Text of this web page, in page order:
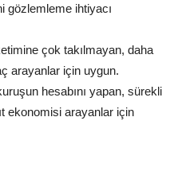
gözlemleme ihtiyacı
çok takılmayan, daha
arayanlar için uygun.
hesabını yapan, sürekli
ekonomisi arayanlar için